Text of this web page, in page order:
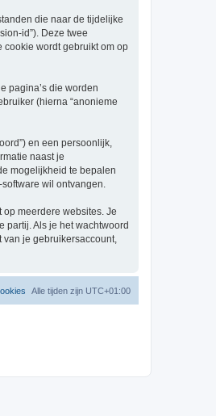
die naar de tijdelijke
id”). Deze twee
cookie wordt gebruikt om op
pagina’s die worden
(hierna “anonieme
en een persoonlijk,
naast je
mogelijkheid te bepalen
wil ontvangen.
meerdere websites. Je
partij. Als je het wachtwoord
van je gebruikersaccount,
Alle tijden zijn UTC+01:00